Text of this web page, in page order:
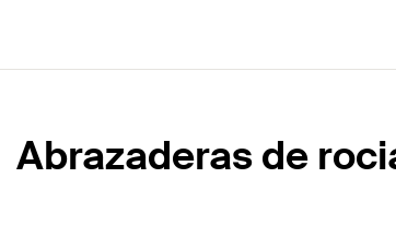
Abrazaderas de